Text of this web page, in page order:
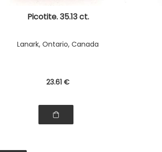
Picotite. 35.13 ct.
Lanark, Ontario, Canada
23.61 €